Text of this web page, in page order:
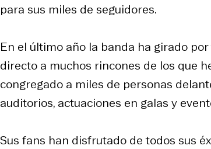
para sus miles de seguidores.
En el último año la banda ha girado
directo a muchos rincones de los que
congregado a miles de personas
auditorios, actuaciones en galas y
Sus fans han disfrutado de todos sus